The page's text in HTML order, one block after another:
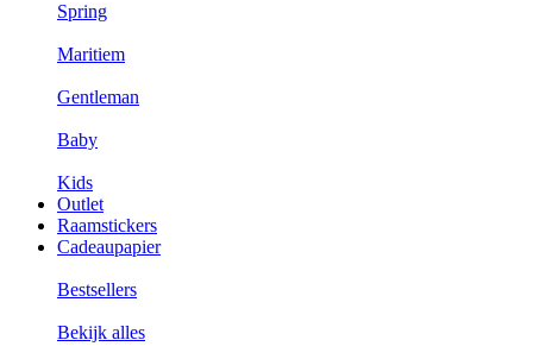
Spring
Maritiem
Gentleman
Baby
Kids
Outlet
Raamstickers
Cadeaupapier
Bestsellers
Bekijk alles